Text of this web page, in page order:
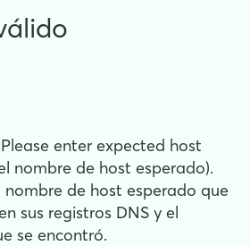
Please enter expected host
nombre de host esperado).
de host esperado que
sus registros DNS y el
se encontró.